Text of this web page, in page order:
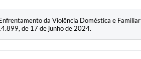
da Violência Doméstica e Familiar
de 17 de junho de 2024.